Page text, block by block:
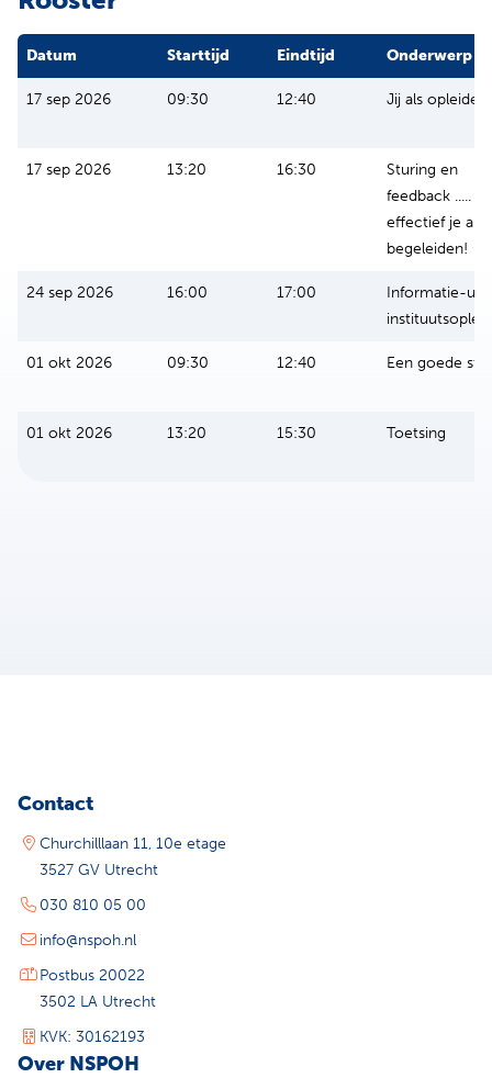
Datum Starttijd Eindtijd Onderwerp
17 sep 2026 09:30 12:40 Jij als opleider
17 sep 2026 13:20 16:30
Sturing en
feedback .....
effectief je aios
begeleiden!
24 sep 2026 16:00 17:00
Informatie-uur
01 okt 2026 09:30 12:40 Een goede
01 okt 2026 13:20 15:30 Toetsing
Contact
Churchilllaan 11, 10e etage
3527 GV Utrecht
030 810 05 00
info@nspoh.nl
Postbus 20022
3502 LA Utrecht
KVK: 30162193
Over NSPOH